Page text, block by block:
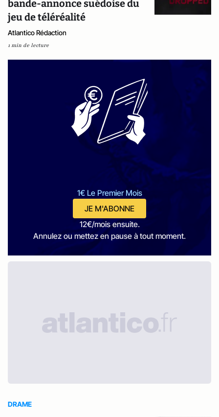
bande-annonce suédoise du
jeu de téléréalité
Atlantico Rédaction
1 min de lecture
1€ Le Premier Mois
JE M'ABONNE
12€/mois ensuite.
Annulez ou mettez en pause à tout moment.
DRAME